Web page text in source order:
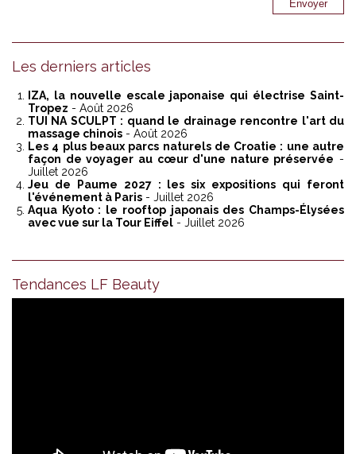
Les derniers articles
IZA, la nouvelle escale japonaise qui électrise Saint-
Tropez - Août 2026
TUI NA SCULPT : quand le drainage rencontre l'art du
massage chinois - Août 2026
Les 4 plus beaux parcs naturels de Croatie : une autre
façon de voyager au cœur d'une nature préservée -
Juillet 2026
Jeu de Paume 2027 : les six expositions qui feront
l'événement à Paris - Juillet 2026
Aqua Kyoto : le rooftop japonais des Champs-Élysées
avec vue sur la Tour Eiffel - Juillet 2026
Tendances LF Beauty